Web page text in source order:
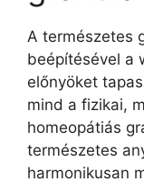
A természetes
beépítésével a
előnyöket
mind a fizikai,
homeopátiás
természetes
harmonikusan